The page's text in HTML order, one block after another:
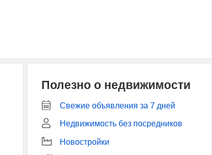
Полезно о недвижимости
Свежие объявления за 7 дней
Недвижимость без посредников
Новостройки